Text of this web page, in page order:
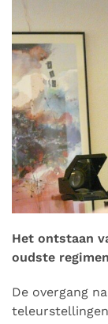
Het ontstaan
oudste
De overgang